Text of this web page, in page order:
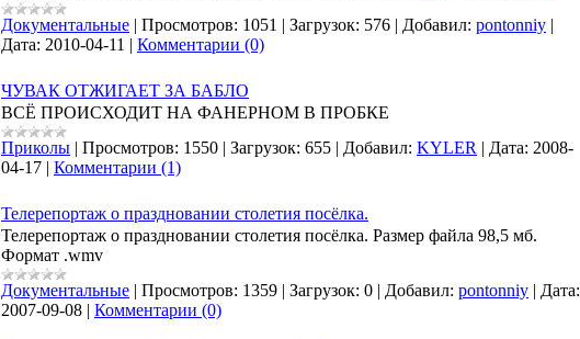
Документальные | Просмотров: 1051 | Загрузок: 576 | Добавил: pontonniy |
Дата: 2010-04-11 | Комментарии (0)
ЧУВАК ОТЖИГАЕТ ЗА БАБЛО
ВСЁ ПРОИСХОДИТ НА ФАНЕРНОМ В ПРОБКЕ
Приколы | Просмотров: 1550 | Загрузок: 655 | Добавил: KYLER | Дата: 2008-
04-17 | Комментарии (1)
Телерепортаж о праздновании столетия посёлка.
Телерепортаж о праздновании столетия посёлка. Размер файла 98,5 мб.
Формат .wmv
Документальные | Просмотров: 1359 | Загрузок: 0 | Добавил: pontonniy | Дата:
2007-09-08 | Комментарии (0)